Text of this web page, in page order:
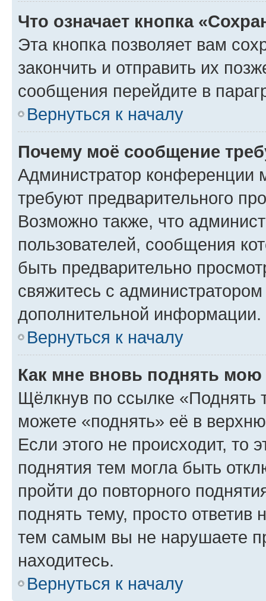
Что означает кнопка
Эта кнопка позволяет вам
закончить и отправить их
сообщения перейдите в
Вернуться к началу
Почему моё сообщение
Администратор конференции
требуют предварительного
Возможно также, что
пользователей, сообщения
быть предварительно
свяжитесь с
дополнительной информации.
Вернуться к началу
Как мне вновь поднять мою
Щёлкнув по ссылке «Поднять
можете «поднять» её в
Если этого не происходит, то
поднятия тем могла быть
пройти до повторного
поднять тему, просто ответив
тем самым вы не нарушаете
находитесь.
Вернуться к началу